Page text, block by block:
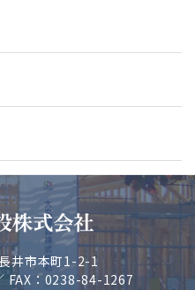
井市本町1-2-1
FAX：0238-84-1267